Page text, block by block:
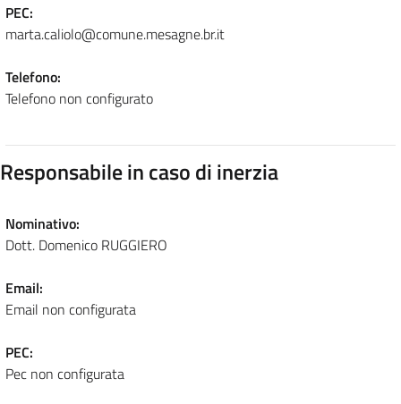
PEC:
marta.caliolo@comune.mesagne.br.it
Telefono:
Telefono non configurato
Responsabile in caso di inerzia
Nominativo:
Dott. Domenico RUGGIERO
Email:
Email non configurata
PEC:
Pec non configurata